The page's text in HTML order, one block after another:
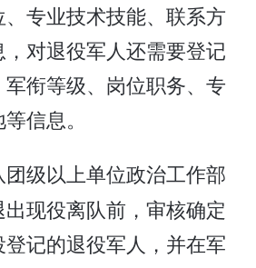
专业技术技能、联系方
对退役军人还需要登记
衔等级、岗位职务、专
信息。
团级以上单位政治工作部
现役离队前，审核确定
记的退役军人，并在军